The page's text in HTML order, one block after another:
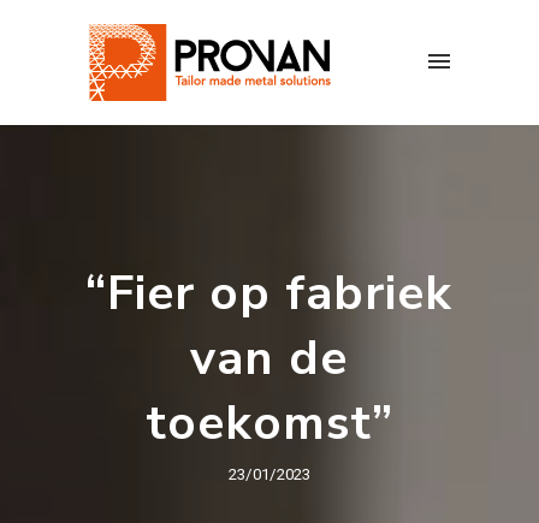
“Fier op fabriek
van de
toekomst”
23/01/2023